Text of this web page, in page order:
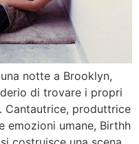
notte a Brooklyn,
di trovare i propri
Cantautrice, produttrice
emozioni umane, Birthh